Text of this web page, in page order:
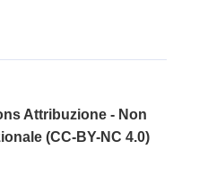
Attribuzione - Non
(CC-BY-NC 4.0)